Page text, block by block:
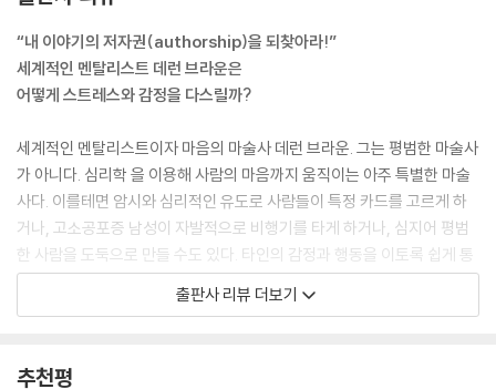
한 점을 기억하는 것만으로도 도움을 받을 수 있다. 꼭 필요한 것도 아니고
가 격도 부담스러운 뭔가를 사고 싶을 때 에피쿠로스식 논리로 그 마음을
떨칠 수 있다. 그런 물 건을 사면 잠깐은 기분이 좋겠지만, 결국 그 짧은 쾌
락보다 오래 지속되는 고통-집에 와서 생각해보니 애꿎은 돈을 썼다는 것
면 세상을 다 가진 듯 행복할 줄 알았다는 착각을 씁쓸하게 인정할 때 느끼
는 죄책감-에 시달리게 된다
---「필요는 없지만 갖고 싶어」중에서
“여러분은 일자리를 얻으려고 오디션장에 가는 게 아니에요. 연기를 보여
주러 가는 거죠. 여 러분은 연기하는 사람입니다. 그러니까 연기만 하면 됩
니다. 그리고 나오세요. 그런 태도에는 힘이 있습니다… ‘내가 할 수 있는 건
여기까지입니다’라고 몸으로 말하는 겁니다. 누가 그 배역을 맡느냐 하는
짓이에요… 전 이런 삶의 철학을 갖게 된 후로, 결코 뒤돌아보는 법이 없어
“내 이야기의 저자권(authorship)을 되찾아라!”
세계적인 멘탈리스트 데런 브라운은
어떻게 스트레스와 감정을 다스릴까?
세계적인 멘탈리스트이자 마음의 마술사 데런 브라운. 그는 평범한 마술사
가 아니다. 심리학 을 이용해 사람의 마음까지 움직이는 아주 특별한 마술
사다. 이를테면 암시와 심리적인 유도로 사람들이 특정 카드를 고르게 하
거나, 고소공포증 남성이 자발적으로 비행기를 타게 하거나, 심지어 평범
한 사람을 도둑으로 만들 수도 있다. 타인의 감정과 행동을 이토록 쉽게 통
제할 수 있는 데런 브라운은 자신의 스트레스와 불안을 어떻게 대하고 있
을까. 그의 대답은 의외로 간단하다. 바로 저자권(authorship)이다. 우리
출판사 리뷰 더보기
추천평